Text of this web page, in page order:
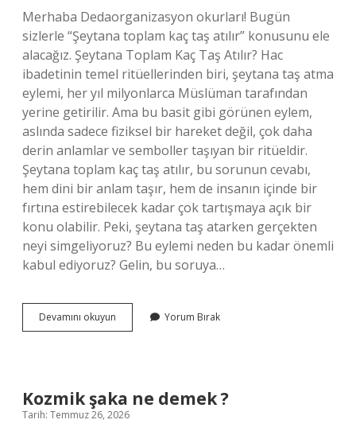
Merhaba Dedaorganizasyon okurları! Bugün
sizlerle “Şeytana toplam kaç taş atılır” konusunu ele
alacağız. Şeytana Toplam Kaç Taş Atılır? Hac
ibadetinin temel ritüellerinden biri, şeytana taş atma
eylemi, her yıl milyonlarca Müslüman tarafından
yerine getirilir. Ama bu basit gibi görünen eylem,
aslında sadece fiziksel bir hareket değil, çok daha
derin anlamlar ve semboller taşıyan bir ritüeldir.
Şeytana toplam kaç taş atılır, bu sorunun cevabı,
hem dini bir anlam taşır, hem de insanın içinde bir
fırtına estirebilecek kadar çok tartışmaya açık bir
konu olabilir. Peki, şeytana taş atarken gerçekten
neyi simgeliyoruz? Bu eylemi neden bu kadar önemli
kabul ediyoruz? Gelin, bu soruya…
Devamını okuyun Şeytana
toplam
Yorum Bırak
Kozmik şaka ne demek ?
Tarih: Temmuz 26, 2026